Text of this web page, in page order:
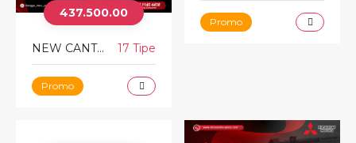
437.500.00
NEW CANTER 17 Tipe
Promo
Promo